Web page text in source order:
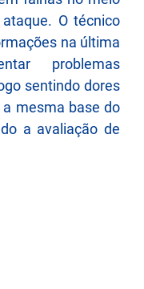
O técnico
na última
problemas
sentindo dores
mesma base do
a avaliação de